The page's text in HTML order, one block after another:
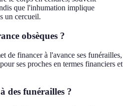
que l'inhumation implique
un cercueil.
obsèques ?
de financer à l'avance ses funérailles,
ses proches en termes financiers et
des funérailles ?